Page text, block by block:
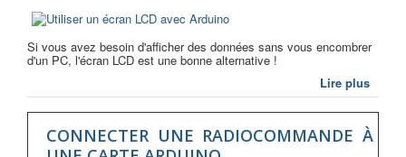
Si vous avez besoin d'afficher des données sans vous encombrer
d'un PC, l'écran LCD est une bonne alternative !
Lire plus
CONNECTER UNE RADIOCOMMANDE À